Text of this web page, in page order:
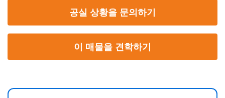
공실 상황을 문의하기
이 매물을 견학하기